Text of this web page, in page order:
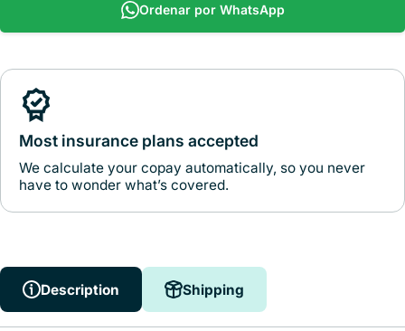
Ordenar por WhatsApp
Most insurance plans accepted
We calculate your copay automatically, so you never
have to wonder what’s covered.
Description Shipping